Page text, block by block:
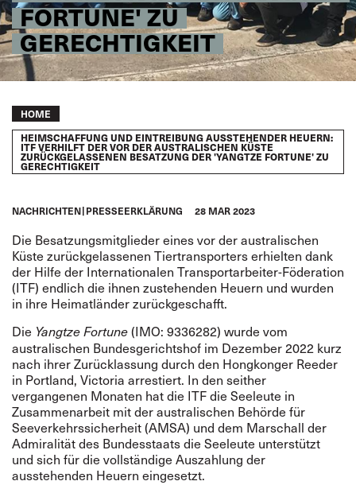
FORTUNE' ZU
GERECHTIGKEIT
Breadcrumb
HOME
HEIMSCHAFFUNG UND EINTREIBUNG AUSSTEHENDER HEUERN:
ITF VERHILFT DER VOR DER AUSTRALISCHEN KÜSTE
ZURÜCKGELASSENEN BESATZUNG DER 'YANGTZE FORTUNE' ZU
GERECHTIGKEIT
NACHRICHTEN PRESSEERKLÄRUNG 28 MAR 2023
Die Besatzungsmitglieder eines vor der australischen
Küste zurückgelassenen Tiertransporters erhielten dank
der Hilfe der Internationalen Transportarbeiter-Föderation
(ITF) endlich die ihnen zustehenden Heuern und wurden
in ihre Heimatländer zurückgeschafft.
Die Yangtze Fortune(IMO: 9336282) wurde vom
australischen Bundesgerichtshof im Dezember 2022 kurz
nach ihrer Zurücklassung durch den Hongkonger Reeder
in Portland, Victoria arrestiert. In den seither
vergangenen Monaten hat die ITF die Seeleute in
Zusammenarbeit mit der australischen Behörde für
Seeverkehrssicherheit (AMSA) und dem Marschall der
Admiralität des Bundesstaats die Seeleute unterstützt
und sich für die vollständige Auszahlung der
ausstehenden Heuern eingesetzt.